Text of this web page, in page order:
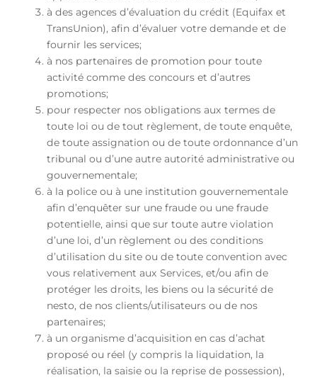
à des agences d’évaluation du crédit (Equifax et
TransUnion), afin d’évaluer votre demande et de
fournir les services;
à nos partenaires de promotion pour toute
activité comme des concours et d’autres
promotions;
pour respecter nos obligations aux termes de
toute loi ou de tout règlement, de toute enquête,
de toute assignation ou de toute ordonnance d’un
tribunal ou d’une autre autorité administrative ou
gouvernementale;
à la police ou à une institution gouvernementale
afin d’enquêter sur une fraude ou une fraude
potentielle, ainsi que sur toute autre violation
d’une loi, d’un règlement ou des conditions
d’utilisation du site ou de toute convention avec
vous relativement aux Services, et/ou afin de
protéger les droits, les biens ou la sécurité de
nesto, de nos clients/utilisateurs ou de nos
partenaires;
à un organisme d’acquisition en cas d’achat
proposé ou réel (y compris la liquidation, la
réalisation, la saisie ou la reprise de possession),